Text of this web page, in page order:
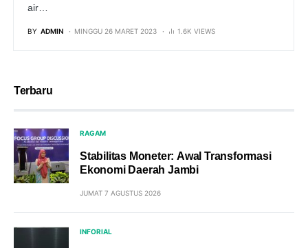
air…
BY ADMIN MINGGU 26 MARET 2023 1.6K VIEWS
Terbaru
RAGAM
Stabilitas Moneter: Awal Transformasi
Ekonomi Daerah Jambi
JUMAT 7 AGUSTUS 2026
INFORIAL